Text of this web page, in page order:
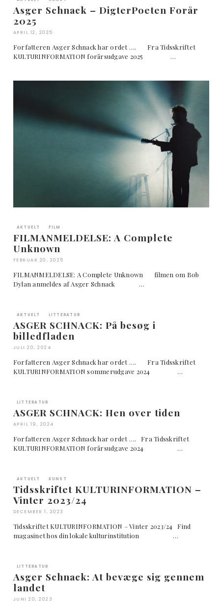
Asger Schnack – DigterPoeten Forår
2025
APRIL 12, 2025
Forfatteren Asger Schnack har ordet …. Fra Tidsskriftet
KULTURINFORMATION forårsudgave 2025 …
AKTUELT FILM
FILMANMELDELSE: A Complete
Unknown
FEBRUAR 20, 2025
FILMANMELDELSE: A Complete Unknown filmen om Bob
Dylan anmeldes af Asger Schnack …
AKTUELT LITTERATUR
ASGER SCHNACK: På besøg i
billedfladen
JULI 20, 2024
Forfatteren Asger Schnack har ordet …. Fra Tidsskriftet
KULTURINFORMATION sommerudgave 2024 …
LITTERATUR
ASGER SCHNACK: Hen over tiden
APRIL 19, 2024
Forfatteren Asger Schnack har ordet …. Fra Tidsskriftet
KULTURINFORMATION forårsudgave 2024 …
AKTUELT KUNST
Tidsskriftet KULTURINFORMATION –
Vinter 2023/24
DECEMBER 1, 2023
Tidsskriftet KULTURINFORMATION – Vinter 2023/24 Find
magasinet hos din lokale kulturinstitution …
LITTERATUR
Asger Schnack: At bevæge sig gennem
landet
JUNI 20, 2023